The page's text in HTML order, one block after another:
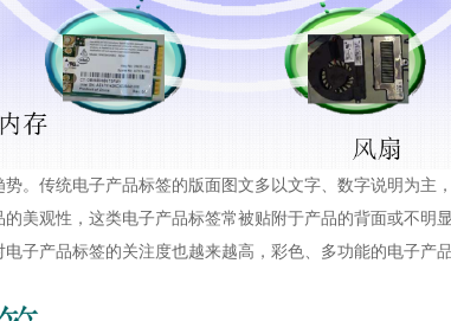
。传统电子产品标签的版面图文多以文字、数字说明为主
美观性，这类电子产品标签常被贴附于产品的背面或不明
子产品标签的关注度也越来越高，彩色、多功能的电子产